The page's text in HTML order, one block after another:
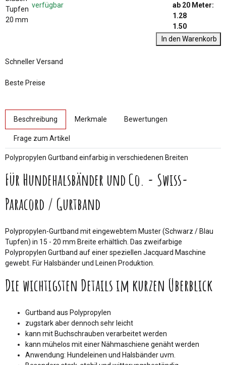
verfügbar
ab 20 Meter:
1.28
1.50
In den Warenkorb
Schneller Versand
Beste Preise
Beschreibung Merkmale Bewertungen
Frage zum Artikel
Polypropylen Gurtband einfarbig in verschiedenen Breiten
Für Hundehalsbänder und Co. - Swiss-
Paracord / Gurtband
Polypropylen-Gurtband mit eingewebtem Muster (Schwarz / Blau
Tupfen) in 15 - 20 mm Breite erhältlich. Das zweifarbige
Polypropylen Gurtband auf einer speziellen Jacquard Maschine
gewebt. Für Halsbänder und Leinen Produktion.
Die wichtigsten Details im kurzen Überblick
Gurtband aus Polypropylen
zugstark aber dennoch sehr leicht
kann mit Buchschrauben verarbeitet werden
kann mühelos mit einer Nähmaschiene genäht werden
Anwendung: Hundeleinen und Halsbänder uvm.